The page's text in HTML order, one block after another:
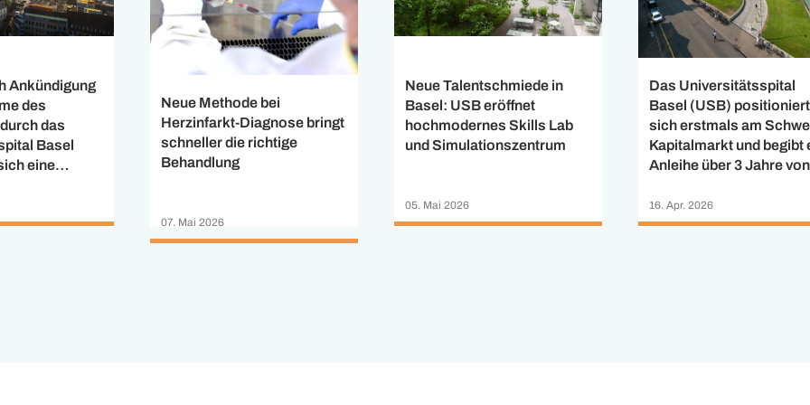
Ankündigung
des
das
Basel
eine
hat allen
der St.
Neue Methode bei
Herzinfarkt-Diagnose bringt
schneller die richtige
Behandlung
07. Mai 2026
Neue Talentschmiede in
Basel: USB eröffnet
hochmodernes Skills Lab
und Simulationszentrum
05. Mai 2026
Das Universitätsspital
Basel (USB) positioniert
sich erstmals am
Kapitalmarkt und begibt
Anleihe über 3 Jahre von
eine Anleihe über 10
von CHF 250 Mio. CHF
16. Apr. 2026